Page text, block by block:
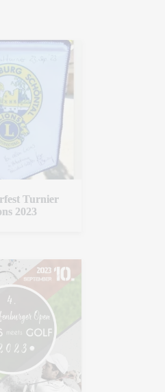
Turnier
2023